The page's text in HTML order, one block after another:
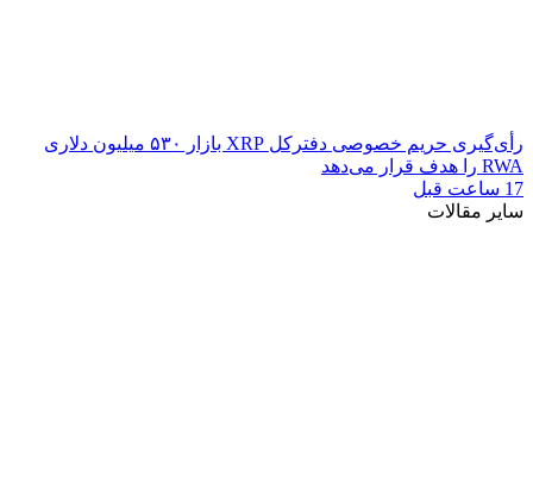
رأی‌گیری حریم خصوصی دفترکل XRP بازار ۵۳۰ میلیون دلاری
RWA را هدف قرار می‌دهد
17 ساعت قبل
سایر مقالات